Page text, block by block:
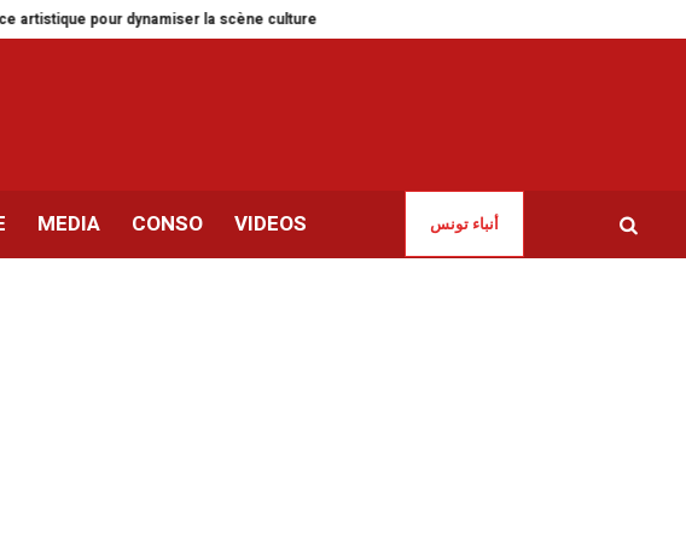
dynamiser la scène culturelle et le tourisme local
MEDIA CONSO VIDEOS أنباء تونس